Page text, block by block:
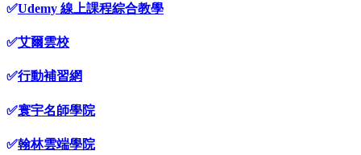
✅Udemy 線上課程綜合教學
✅艾爾雲校
✅行動補習網
✅寰宇名師學院
✅翰林雲端學院